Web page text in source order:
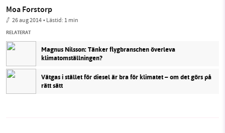
Moa Forstorp
26 aug 2014• Lästid: 1 min
RELATERAT
Magnus Nilsson: Tänker flygbranschen överleva
klimatomställningen?
Vätgas i stället för diesel är bra för klimatet – om det görs på
rätt sätt